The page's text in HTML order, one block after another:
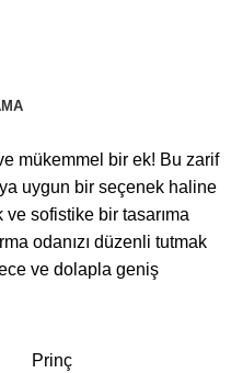
mükemmel bir ek! Bu zarif
uygun bir seçenek haline
sofistike bir tasarıma
odanızı düzenli tutmak
ve dolapla geniş
Prinç